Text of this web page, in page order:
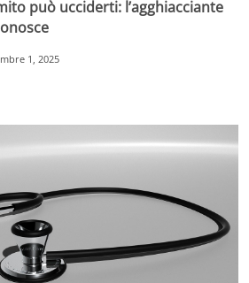
può ucciderti: l’agghiacciante
1, 2025